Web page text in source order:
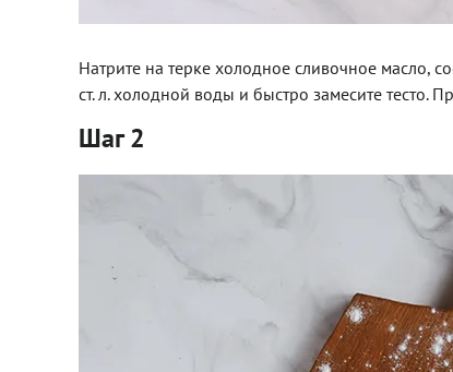
Натрите на терке холодное сливочное масло,
ст. л. холодной воды и быстро замесите тесто.
Шаг 2